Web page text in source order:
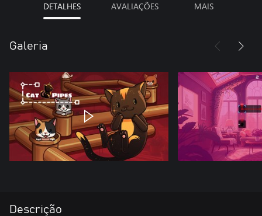
DETALHES AVALIAÇÕES MAIS
Galeria
Descrição